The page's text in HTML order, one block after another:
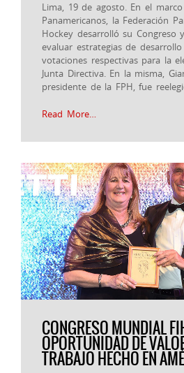
Lima, 19 de agosto. En el
Panamericanos, la Federación
Hockey desarrolló su
evaluar estrategias de
votaciones respectivas para la
Junta Directiva. En la misma,
presidente de la FPH, fue
Read More…
CONGRESO MUNDIAL
OPORTUNIDAD DE
TRABAJO HECHO EN